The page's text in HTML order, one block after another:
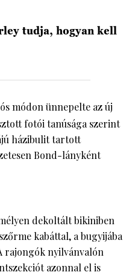
tudja, hogyan kell
módon ünnepelte az új
fotói tanúsága szerint
házibulit tartott
Bond-lányként
dekoltált bikiniben
kabáttal, a bugyijába
rajongók nyilvánvalón
azonnal el is